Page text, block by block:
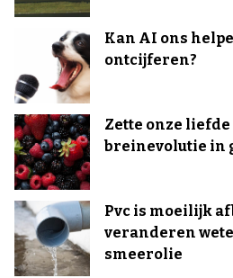
Kan AI ons
ontcijferen?
Zette onze
breinevolutie in
Pvc is moeilijk
veranderen
smeerolie